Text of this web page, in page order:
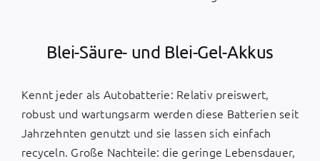
Blei-Säure- und Blei-Gel-Akkus
Kennt jeder als Autobatterie: Relativ preiswert,
robust und wartungsarm werden diese Batterien seit
Jahrzehnten genutzt und sie lassen sich einfach
recyceln. Große Nachteile: die geringe Lebensdauer,